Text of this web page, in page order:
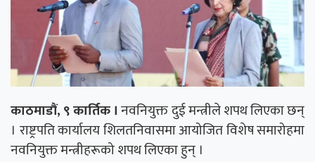
काठमाडौं, ९ कार्तिक ।नवनियुक्त दुई मन्त्रीले शपथ लिएका छन्
। राष्ट्रपति कार्यालय शिलतनिवासमा आयोजित विशेष समारोहमा
नवनियुक्त मन्त्रीहरूको शपथ लिएका हुन् ।